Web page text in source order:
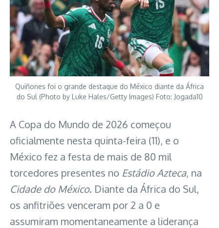
Quiñones foi o grande destaque do México diante da África
do Sul (Photo by Luke Hales/Getty Images) Foto: Jogada10
A Copa do Mundo de 2026 começou
oficialmente nesta quinta-feira (11), e o
México fez a festa de mais de 80 mil
torcedores presentes no Estádio Azteca, na
Cidade do México. Diante da África do Sul,
os anfitriões venceram por 2 a 0 e
assumiram momentaneamente a liderança